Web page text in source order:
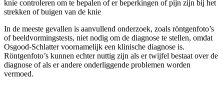
knie controleren om te bepalen of er beperkingen of pijn zijn bij het
strekken of buigen van de knie
In de meeste gevallen is aanvullend onderzoek, zoals röntgenfoto’s
of beeldvormingstests, niet nodig om de diagnose te stellen, omdat
Osgood-Schlatter voornamelijk een klinische diagnose is.
Röntgenfoto’s kunnen echter nuttig zijn als er twijfel bestaat over de
diagnose of als er andere onderliggende problemen worden
vermoed.